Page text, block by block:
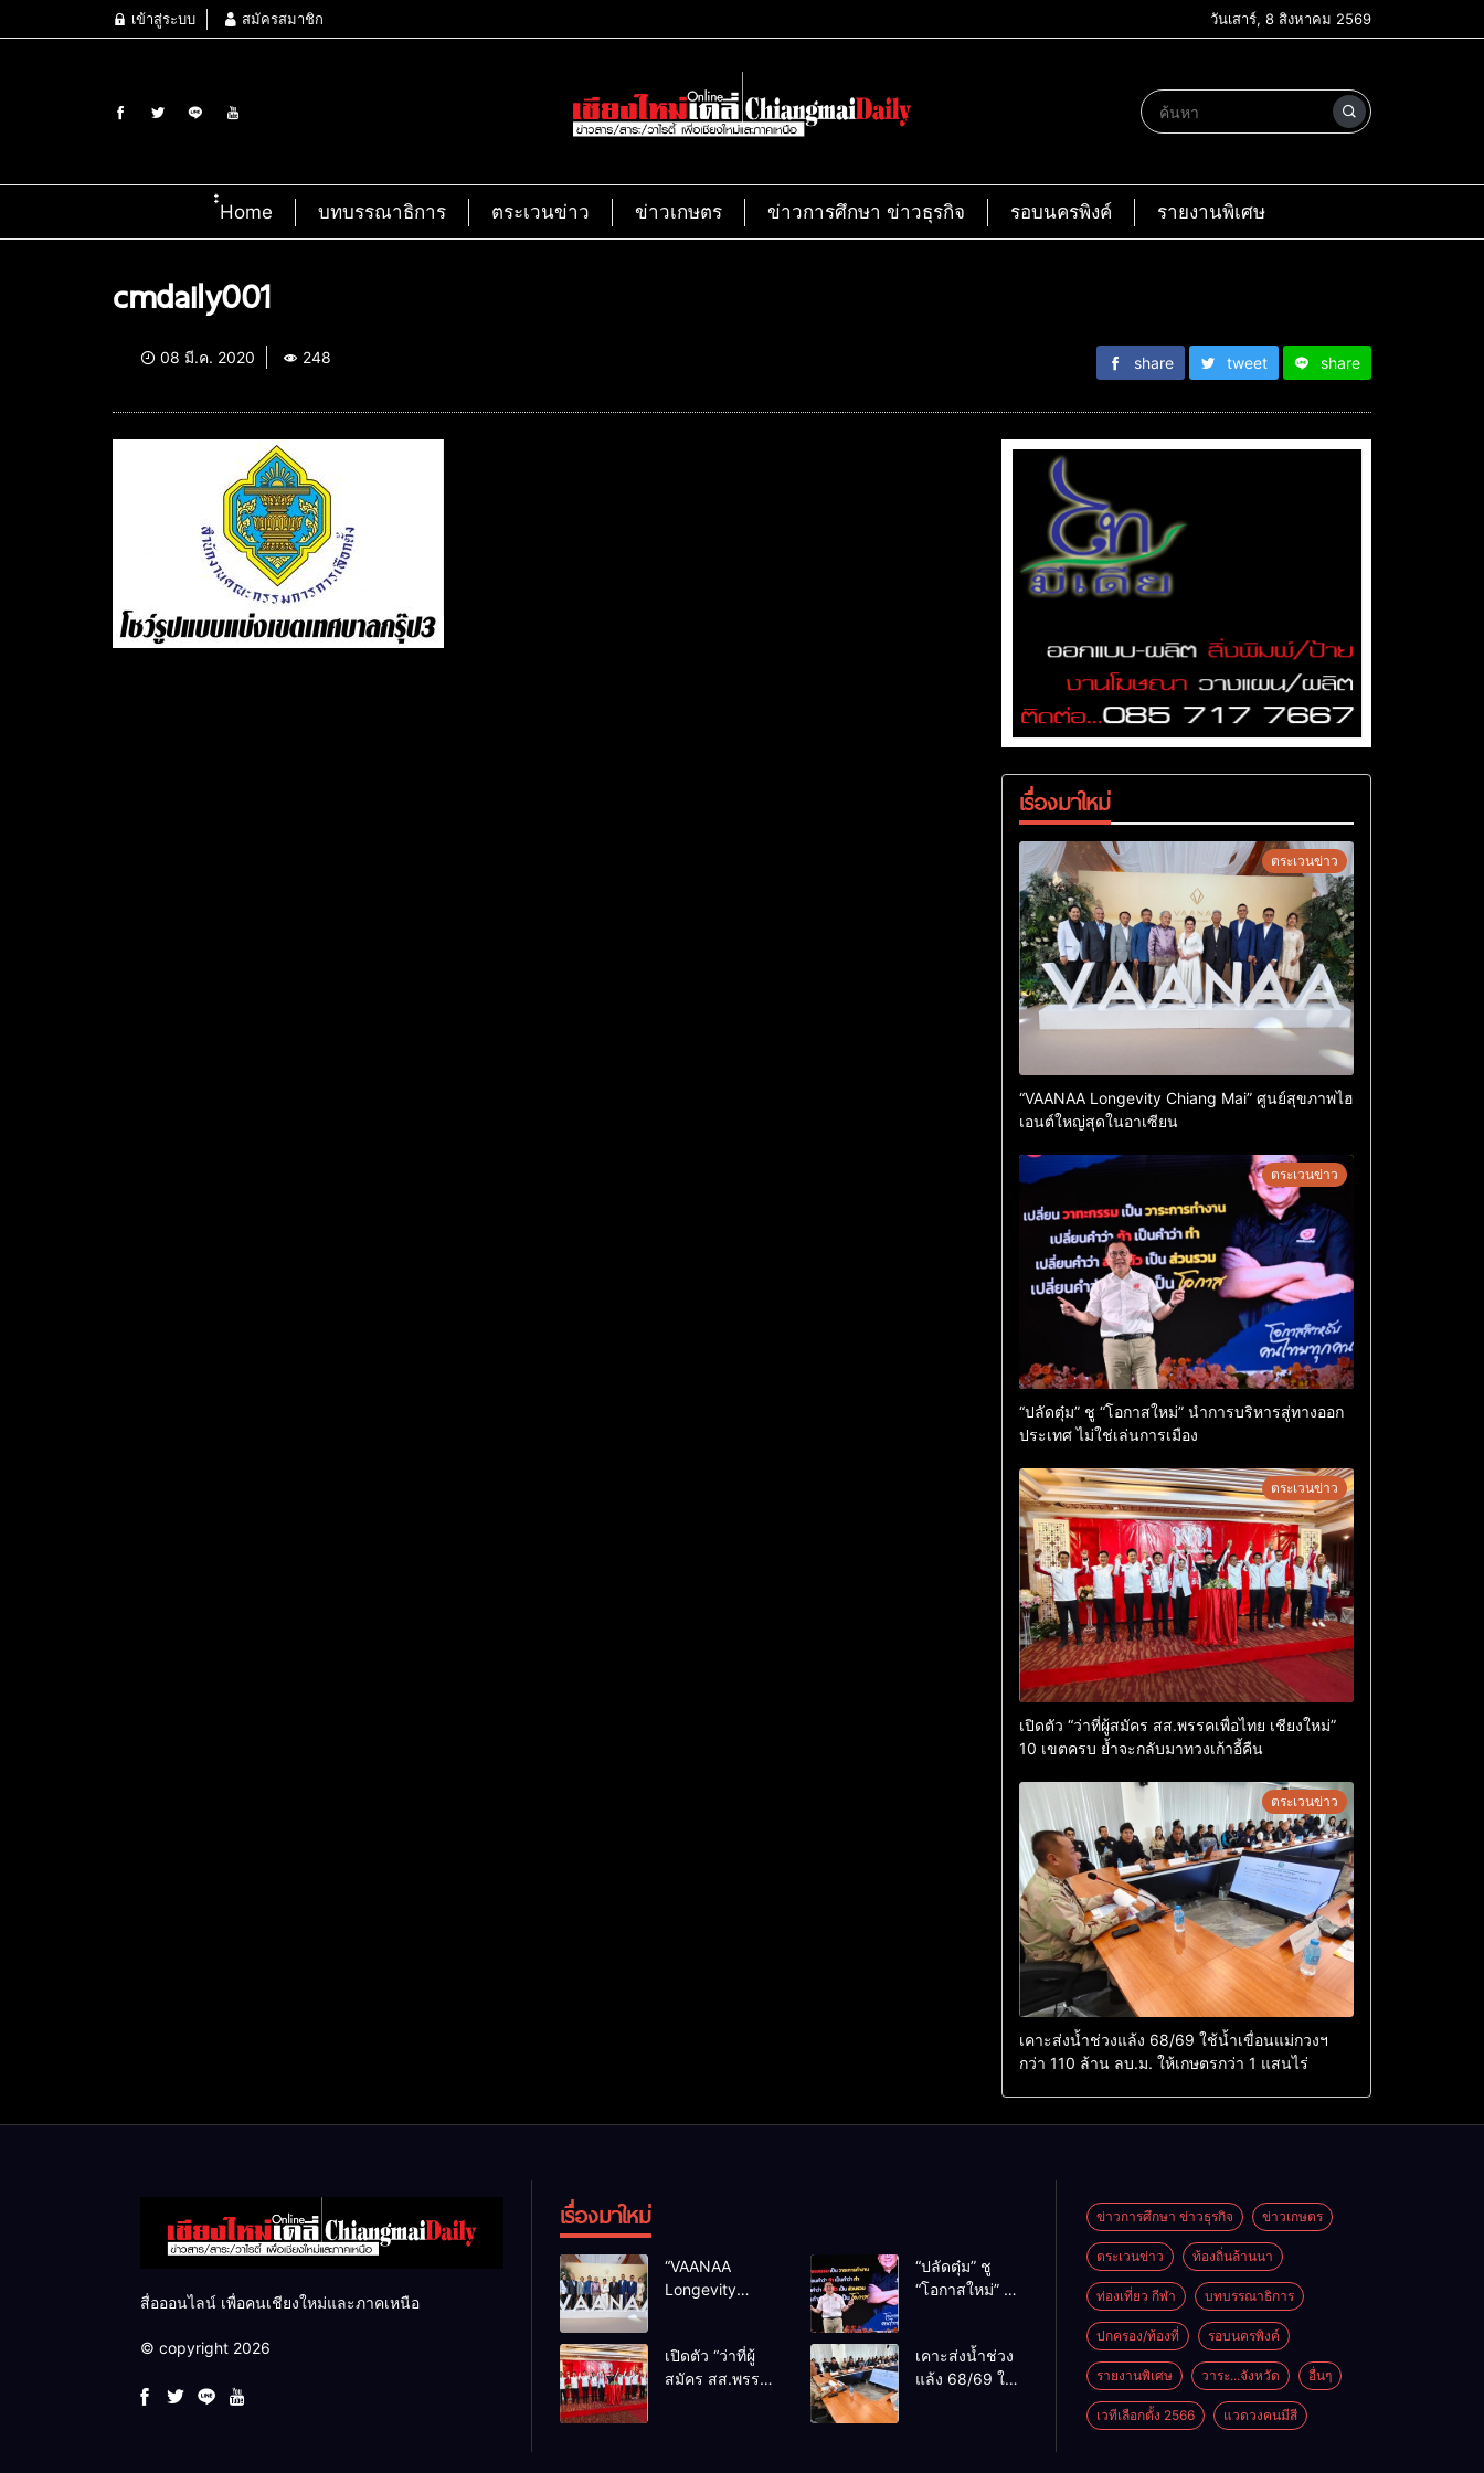
เข้าสู่ระบบ สมัครสมาชิก วันเสาร์, 8 สิงหาคม 2569
๋๋Home บทบรรณาธิการ ตระเวนข่าว ข่าวเกษตร ข่าวการศึกษา ข่าวธุรกิจ รอบนครพิงค์ รายงานพิเศษ
cmdaily001
08 มี.ค. 2020 248 share tweet share
เรื่องมาใหม่
ตระเวนข่าว
“VAANAA Longevity Chiang Mai” ศูนย์สุขภาพไฮ
เอนต์ใหญ่สุดในอาเซียน
ตระเวนข่าว
“ปลัดตุ๋ม” ชู “โอกาสใหม่” นำการบริหารสู่ทางออก
ประเทศ ไม่ใช่เล่นการเมือง
ตระเวนข่าว
เปิดตัว “ว่าที่ผู้สมัคร สส.พรรคเพื่อไทย เชียงใหม่”
10 เขตครบ ย้ำจะกลับมาทวงเก้าอี้คืน
ตระเวนข่าว
เคาะส่งน้ำช่วงแล้ง 68/69 ใช้น้ำเขื่อนแม่กวงฯ
กว่า 110 ล้าน ลบ.ม. ให้เกษตรกว่า 1 แสนไร่
สื่อออนไลน์ เพื่อคนเชียงใหม่และภาคเหนือ
© copyright 2026
เรื่องมาใหม่
“VAANAA
Longevity
เอนต์ใหญ่สุดใน
อาเซียน
“ปลัดตุ๋ม” ชู
“โอกาสใหม่” นำ
ไม่ใช่เล่น
การเมือง
เปิดตัว “ว่าที่ผู้
สมัคร สส.พรรค
เคาะส่งน้ำช่วง
แล้ง 68/69 ใช้
ข่าวการศึกษา ข่าวธุรกิจ ข่าวเกษตร
ตระเวนข่าว ท้องถิ่นล้านนา
ท่องเที่ยว กีฬา บทบรรณาธิการ
ปกครอง/ท้องที่ รอบนครพิงค์
รายงานพิเศษ วาระ...จังหวัด อื่นๆ
เวทีเลือกตั้ง 2566 แวดวงคนมีสี